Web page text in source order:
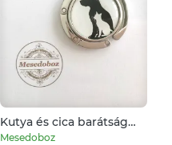
Kutya és cica barátság
mintás táskaakasztó
Mesedoboz